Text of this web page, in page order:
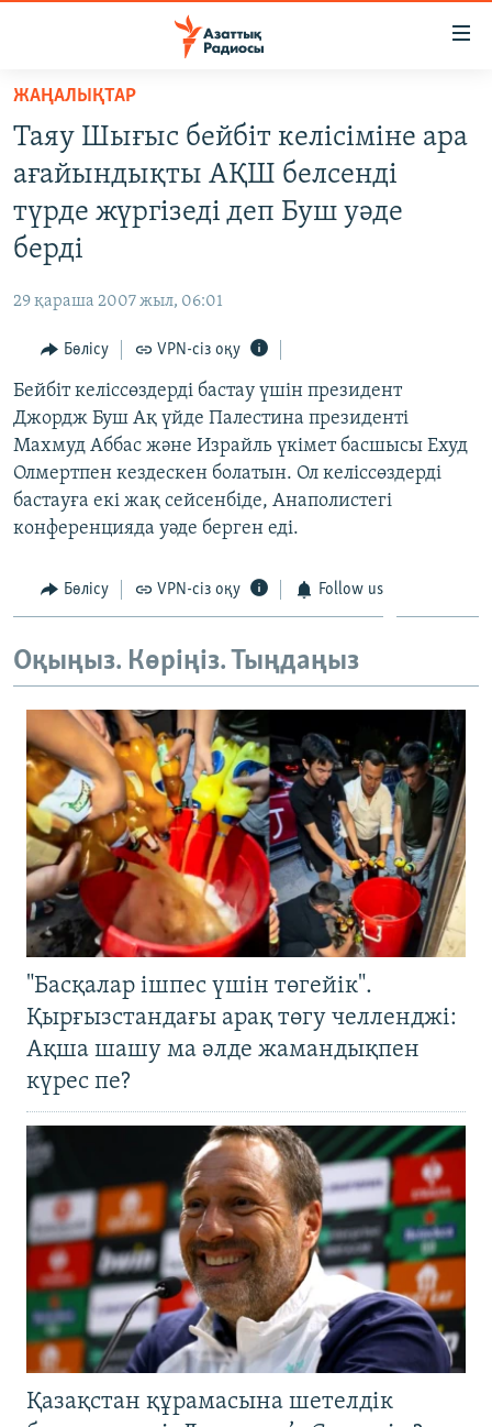
Skip
main
content
main
Skip
Search
САЯСАТ
ҚАҢТАР ОҚИҒАСЫ
ӘЛЕУМЕТ
ӘЛЕМ
АРНАЙЫ ЖОБАЛАР
Русский
ЖАЗЫЛЫҢЫЗ
Басқа тілдерде
ЖАҢАЛЫҚТАР
Таяу Шығыс бейбіт келісіміне ара
ағайындықты АҚШ белсенді
түрде жүргізеді деп Буш уәде
берді
29 қараша 2007 жыл, 06:01
Бөлісу VPN-сіз оқу
Бейбіт келіссөздерді бастау үшін президент
Джордж Буш Ақ үйде Палестина президенті
Махмуд Аббас және Израйль үкімет басшысы Ехуд
Олмертпен кездескен болатын. Ол келіссөздерді
бастауға екі жақ сейсенбіде, Анаполистегі
конференцияда уәде берген еді.
Бөлісу VPN-сіз оқу Follow us
Оқыңыз. Көріңіз. Тыңдаңыз
"Басқалар ішпес үшін төгейік".
Қырғызстандағы арақ төгу челленджі:
Ақша шашу ма әлде жамандықпен
күрес пе?
Қазақстан құрамасына шетелдік